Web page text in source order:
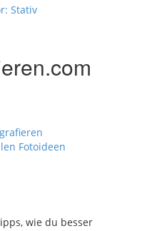
Stativ
Fotoideen
wie du besser